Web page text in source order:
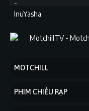
MOTCHILL
PHIM CHIẾU RẠP